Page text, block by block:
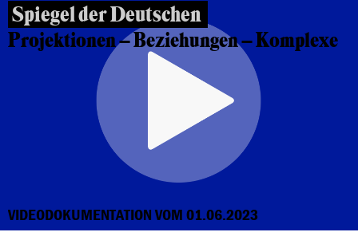
Spiegel der Deutschen
Projektionen – Beziehungen – Komplexe
VIDEODOKUMENTATION VOM 01.06.2023